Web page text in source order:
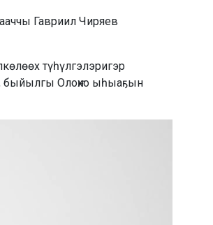
Гавриил Чиряев
түһүлгэлэригэр
быйылгы Олоҥхо ыһыаҕын